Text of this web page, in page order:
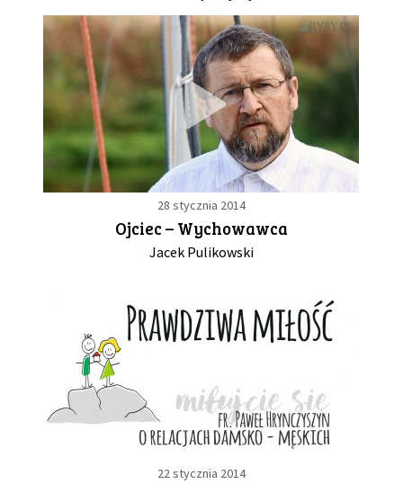
28 stycznia 2014
Ojciec – Wychowawca
Jacek Pulikowski
22 stycznia 2014